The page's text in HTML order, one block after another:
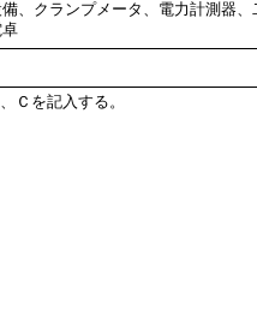
備、クランプメータ、電力計測器
卓
Ｃを記入する。